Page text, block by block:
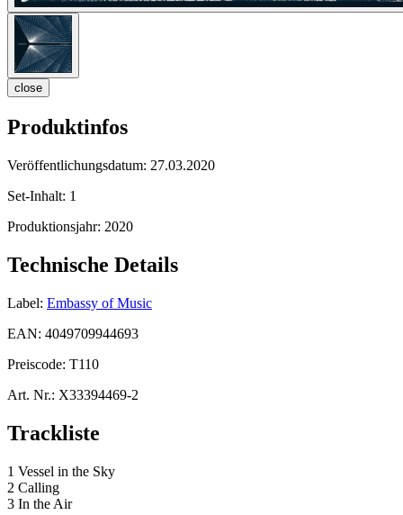
close
Produktinfos
Veröffentlichungsdatum: 27.03.2020
Set-Inhalt: 1
Produktionsjahr: 2020
Technische Details
Label: Embassy of Music
EAN: 4049709944693
Preiscode: T110
Art. Nr.: X33394469-2
Trackliste
1 Vessel in the Sky
2 Calling
3 In the Air